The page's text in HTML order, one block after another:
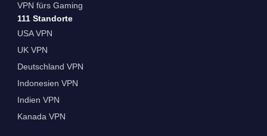
VPN fürs Gaming
111 Standorte
USA VPN
UK VPN
Deutschland VPN
Indonesien VPN
Indien VPN
Kanada VPN